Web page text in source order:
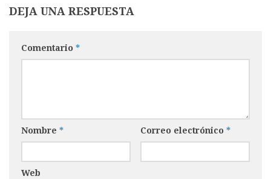
DEJA UNA RESPUESTA
Comentario *
Nombre * Correo electrónico *
Web